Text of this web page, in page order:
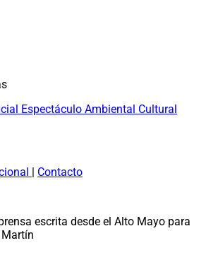
Espectáculo Ambiental Cultural
| Contacto
escrita desde el Alto Mayo para